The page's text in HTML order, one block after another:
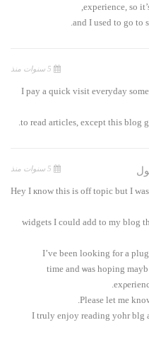
experience, so
and I used to go to
I pay a quick visit everyday
to read articles, except this blog
Hey I кnow thiѕ is off topic but I
widgets I could add to my blog
I’ve been looking for a
time and ѡas hoping
Ρlease let me
I truly enjoy rеading yohr blg